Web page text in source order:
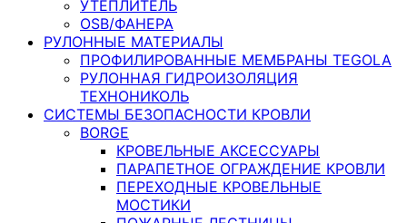
УТЕПЛИТЕЛЬ
OSB/ФАНЕРА
РУЛОННЫЕ МАТЕРИАЛЫ
ПРОФИЛИРОВАННЫЕ МЕМБРАНЫ TEGOLA
РУЛОННАЯ ГИДРОИЗОЛЯЦИЯ
ТЕХНОНИКОЛЬ
СИСТЕМЫ БЕЗОПАСНОСТИ КРОВЛИ
BORGE
КРОВЕЛЬНЫЕ АКСЕССУАРЫ
ПАРАПЕТНОЕ ОГРАЖДЕНИЕ КРОВЛИ
ПЕРЕХОДНЫЕ КРОВЕЛЬНЫЕ
МОСТИКИ